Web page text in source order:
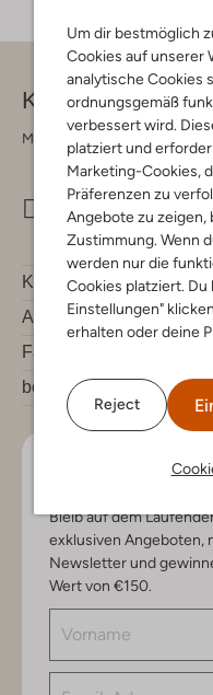
Um dir bestmöglich
Cookies auf unserer
analytische Cookies
ordnungsgemäß
verbessert wird.
platziert und
Marketing-Cookies,
Präferenzen zu
Angebote zu zeigen,
Zustimmung. Wenn
werden nur die
Cookies platziert. Du
Einstellungen"
erhalten oder deine
Reject
Kontakt
Montag - Freitag 09:00 - 17:00
Kundenservice
Account
Fashion News
bei Omoda
Lass uns in
Bleib auf dem
exklusiven Angeboten,
Newsletter und
Wert von €150.